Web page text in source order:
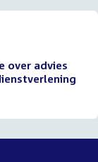
over advies